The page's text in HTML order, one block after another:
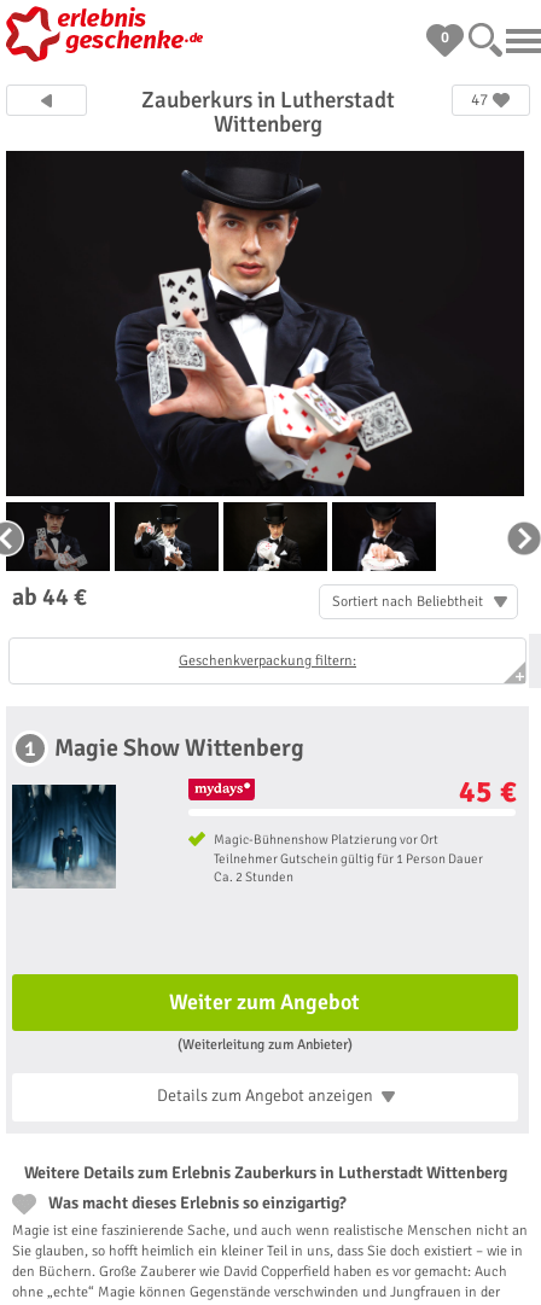
0
Zauberkurs in Lutherstadt
Wittenberg
47
ab 44 € Sortiert nach Beliebtheit
Geschenkverpackung filtern:
1 Magie Show Wittenberg
45 €
Magic-Bühnenshow Platzierung vor Ort
Teilnehmer Gutschein gültig für 1 Person Dauer
Ca. 2 Stunden
Weiter zum Angebot
(Weiterleitung zum Anbieter)
Details zum Angebotanzeigen
Weitere Details zum Erlebnis Zauberkurs in Lutherstadt Wittenberg
Was macht dieses Erlebnis so einzigartig?
Magie ist eine faszinierende Sache, und auch wenn realistische Menschen nicht an
Sie glauben, so hofft heimlich ein kleiner Teil in uns, dass Sie doch existiert – wie in
den Büchern. Große Zauberer wie David Copperfield haben es vor gemacht: Auch
ohne „echte“ Magie können Gegenstände verschwinden und Jungfrauen in der